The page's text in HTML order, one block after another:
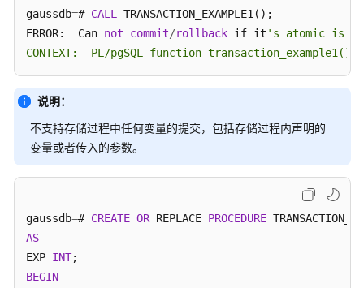
参
考
产
品
语
责
担
云
服
gaussdb=# CALL
TRANSACTION_EXAMPLE1();
ERROR:  Can not commit/rollback if it 's atomic is
CONTEXT:  PL/pgSQL function transaction_example1()
说明：
不支持存储过程中任何变量的提交，包括存储过程内声明的
变量或者传入的参数。
gaussdb=# CREATE OR REPLACE PROCEDURE
AS
EXP INT
BEGIN